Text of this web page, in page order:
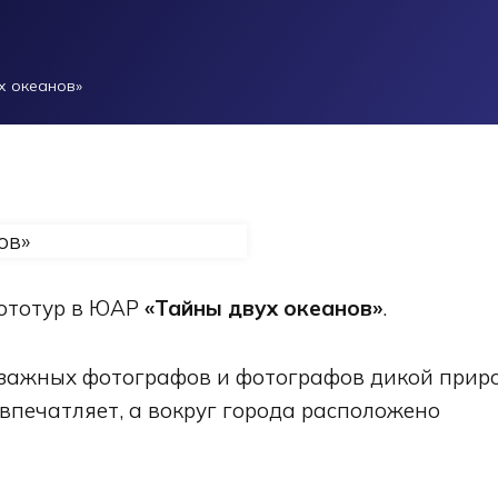
океанов»
в ЮАР «Тайны двух океанов».
фотографов и фотографов дикой
а вокруг города расположено